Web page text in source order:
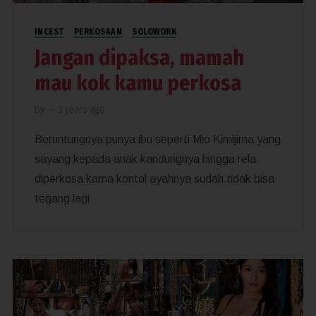
INCEST PERKOSAAN SOLOWORK
Jangan dipaksa, mamah
mau kok kamu perkosa
Beruntungnya punya ibu seperti Mio Kimijima yang
sayang kepada anak kandungnya hingga rela
diperkosa karna kontol ayahnya sudah tidak bisa
tegang lagi